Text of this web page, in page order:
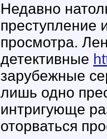
Недавно
преступление
просмотра.
детективные
зарубежные
лишь одно
интригующе
оторваться